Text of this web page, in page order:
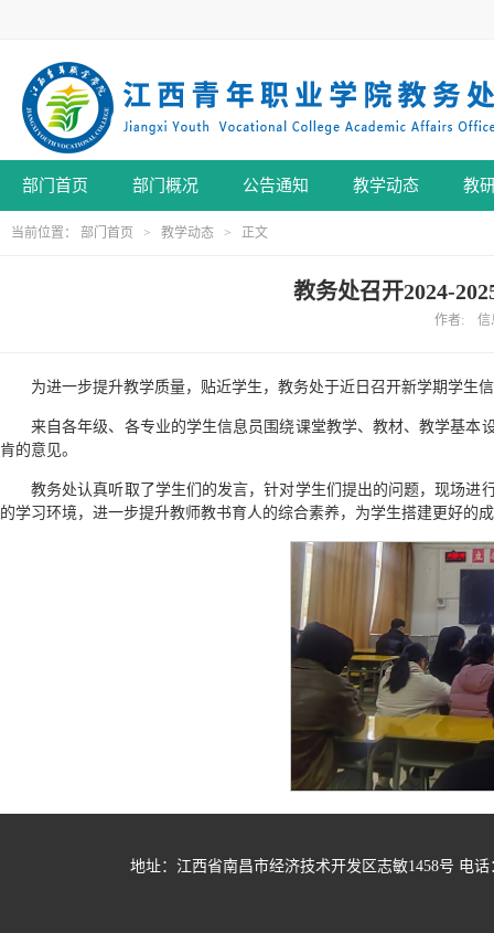
部门首页 部门概况 公告通知 教学动态 教
当前位置： 部门首页 > 教学动态 > 正文
教务处召开2024-
作者: 信
为进一步提升教学质量，贴近学生，教务处于近日召开新学期学生
来自各年级、各专业的学生信息员围绕课堂教学、教材、教学基
肯的意见。
教务处认真听取了学生们的发言，针对学生们提出的问题，现场
的学习环境，进一步提升教师教书育人的综合素养，为学生搭建更好的
地址：江西省南昌市经济技术开发区志敏1458号 电